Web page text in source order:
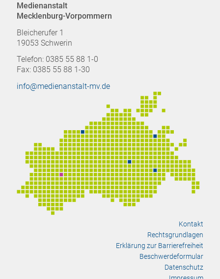
Medienanstalt
Mecklenburg-Vorpommern
Bleicherufer 1
19053 Schwerin
Telefon: 0385 55 88 1-0
Fax: 0385 55 88 1-30
info@medienanstalt-mv.de
Kontakt
Rechtsgrundlagen
Erklärung zur Barrierefreiheit
Beschwerdeformular
Datenschutz